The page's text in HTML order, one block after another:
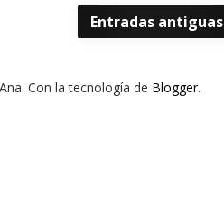
Entradas antiguas
Con la tecnología de Blogger.